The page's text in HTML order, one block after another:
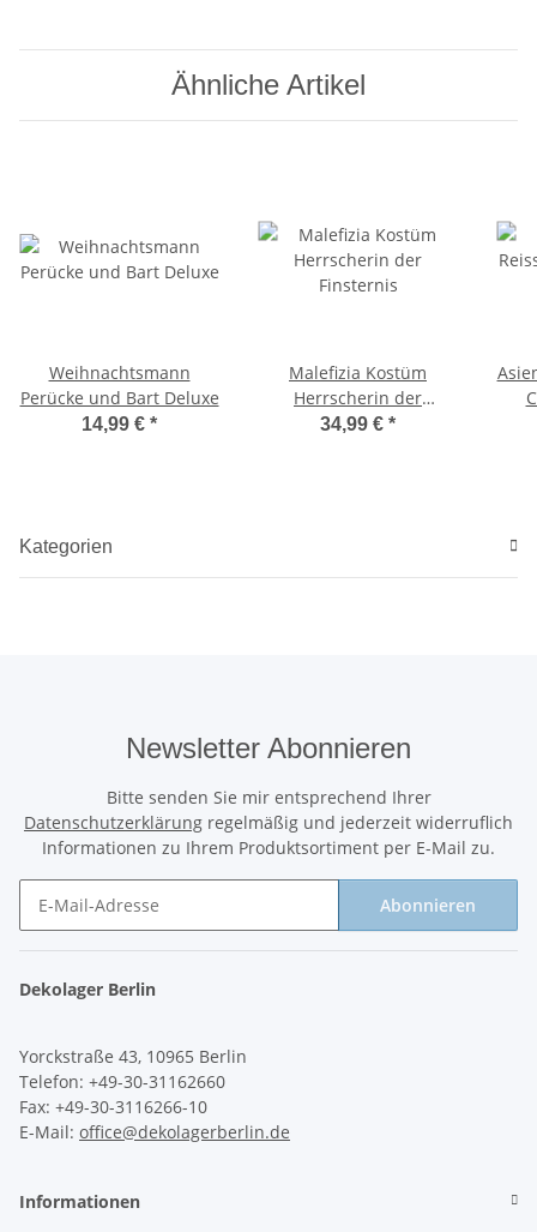
Ähnliche Artikel
Weihnachtsmann
Perücke und Bart Deluxe
14,99 € *
Malefizia Kostüm
Herrscherin der
Finsternis
34,99 € *
Kategorien
Newsletter Abonnieren
Bitte senden Sie mir entsprechend Ihrer
Datenschutzerklärung regelmäßig und jederzeit widerruflich
Informationen zu Ihrem Produktsortiment per E-Mail zu.
Abonnieren
Dekolager Berlin
Yorckstraße 43, 10965 Berlin
Telefon: +49-30-31162660
Fax: +49-30-3116266-10
E-Mail: office@dekolagerberlin.de
Informationen